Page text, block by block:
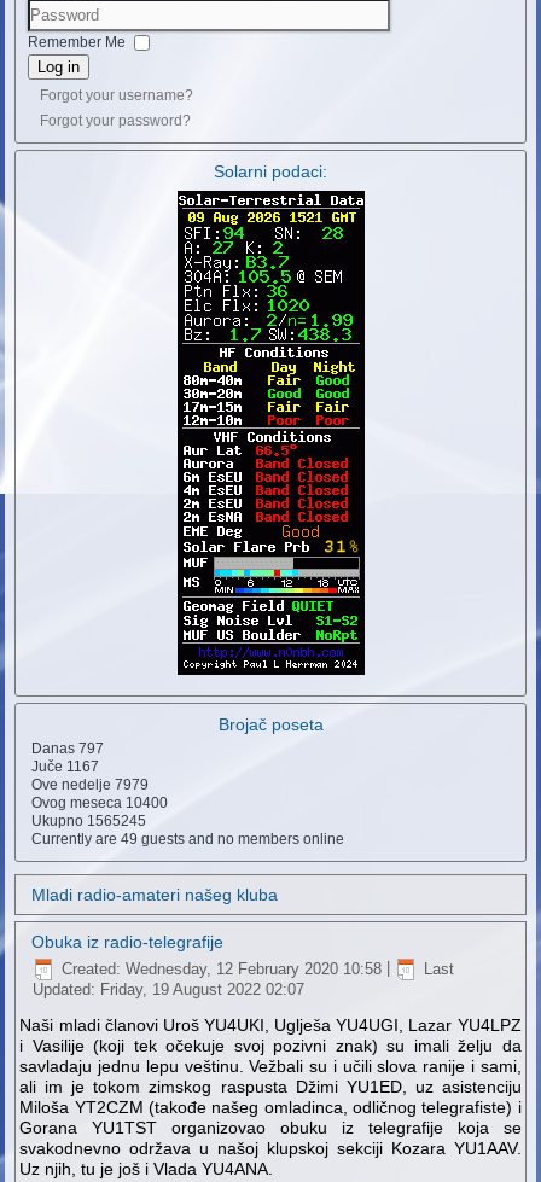
Remember Me
Log in
Forgot your username?
Forgot your password?
Solarni podaci:
Brojač poseta
Danas797
Juče 1167
Ove nedelje7979
Ovog meseca 10400
Ukupno 1565245
Currently are 49 guests and no members online
Mladi radio-amateri našeg kluba
Obuka iz radio-telegrafije
Created: Wednesday, 12 February 2020 10:58
Last
Updated: Friday, 19 August 2022 02:07
Naši mladi članovi Uroš YU4UKI, Uglješa YU4UGI, Lazar YU4LPZ
i Vasilije (koji tek očekuje svoj pozivni znak) su imali želju da
savladaju jednu lepu veštinu. Vežbali su i učili slova ranije i sami,
ali im je tokom zimskog raspusta Džimi YU1ED, uz asistenciju
Miloša YT2CZM (takođe našeg omladinca, odličnog telegrafiste) i
Gorana YU1TST organizovao obuku iz telegrafije koja se
svakodnevno održava u našoj klupskoj sekciji Kozara YU1AAV.
Uz njih, tu je još i Vlada YU4ANA.